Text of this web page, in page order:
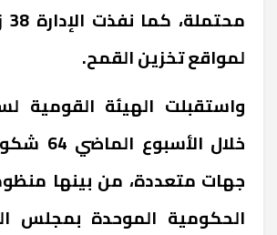
لمواقع تخزين القمح.
واستقبلت الهيئة القومية
خلال
جهات متعددة، من بينها
الحكومية الموحدة بمجلس